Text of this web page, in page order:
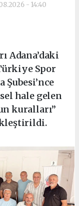
- 14:40
Adana’daki
Spor
Şubesi’nce
hale gelen
kuralları”